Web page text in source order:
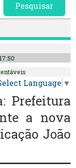
Pesquisar
Language ▼
Prefeitura
a nova
João